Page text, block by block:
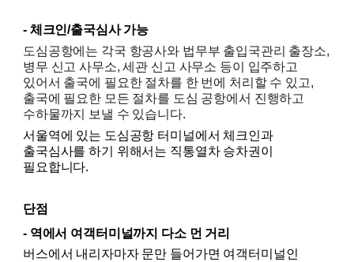
- 체크인/출국심사 가능
도심공항에는 각국 항공사와 법무부 출입국관리 출장소,
병무 신고 사무소, 세관 신고 사무소 등이 입주하고
있어서 출국에 필요한 절차를 한 번에 처리할 수 있고,
출국에 필요한 모든 절차를 도심 공항에서 진행하고
수하물까지 보낼 수 있습니다.
서울역에 있는 도심공항 터미널에서 체크인과
출국심사를 하기 위해서는 직통열차 승차권이
필요합니다.
단점
- 역에서 여객터미널까지 다소 먼 거리
버스에서 내리자마자 문만 들어가면 여객터미널인